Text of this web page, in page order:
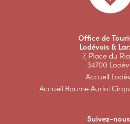
Office de
Lodévois &
7, Place du
34700
Accueil
Accueil Baume Auriol
Suivez-